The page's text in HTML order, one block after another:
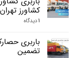
کشاورز تهران
۱دیدگاه
باربری
تضمین